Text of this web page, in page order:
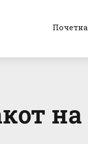
Почетна